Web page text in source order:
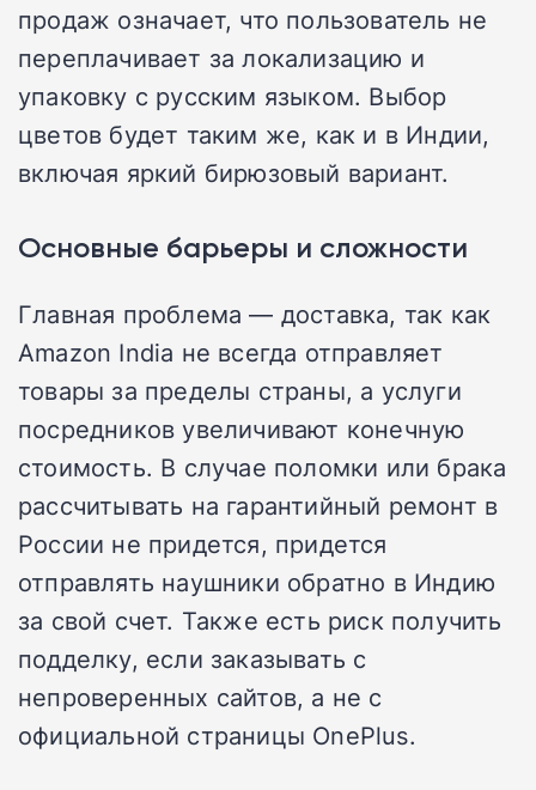
продаж означает, что пользователь не
переплачивает за локализацию и
упаковку с русским языком. Выбор
цветов будет таким же, как и в Индии,
включая яркий бирюзовый вариант.
Основные барьеры и сложности
Главная проблема — доставка, так как
Amazon India не всегда отправляет
товары за пределы страны, а услуги
посредников увеличивают конечную
стоимость. В случае поломки или брака
рассчитывать на гарантийный ремонт в
России не придется, придется
отправлять наушники обратно в Индию
за свой счет. Также есть риск получить
подделку, если заказывать с
непроверенных сайтов, а не с
официальной страницы OnePlus.